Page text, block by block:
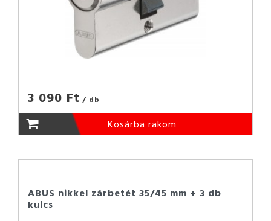
3 090 Ft / db
Kosárba rakom
ABUS nikkel zárbetét 35/45 mm + 3 db
kulcs